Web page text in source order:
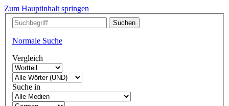
Zum Hauptinhalt springen
Normale Suche
Vergleich
Suche in